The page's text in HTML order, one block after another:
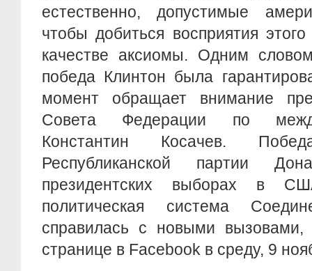
естественно, допустимые
чтобы добиться восприятия
качестве аксиомы. Одним
победа Клинтон была
момент обращает внимание
Совета Федерации по
Константин Косачев.
Республиканской партии
президентских выборах в
политическая система
справилась с новыми
странице в Facebook в среду, 9